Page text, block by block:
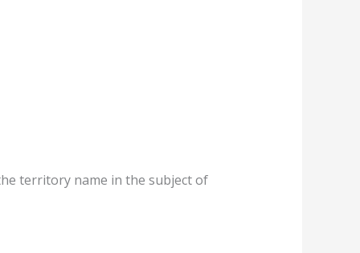
territory name in the subject of